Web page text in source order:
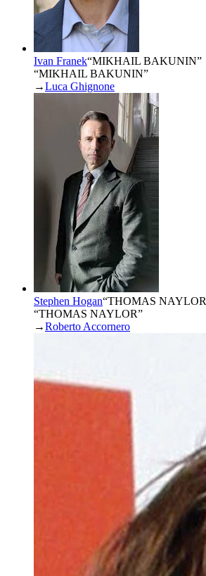
Ivan Franek“MIKHAIL BAKUNIN”
“MIKHAIL BAKUNIN”
→Luca Ghignone
Stephen Hogan“THOMAS NAYLOR
“THOMAS NAYLOR”
→Roberto Accornero